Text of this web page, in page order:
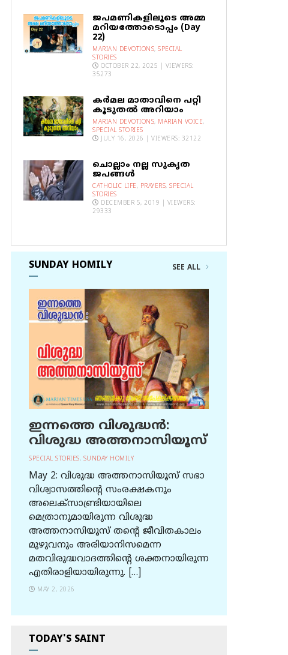
ജപമണികളിലൂടെ അമ്മ
മറിയത്തോടൊപ്പം (Day
22)
MARIAN DEVOTIONS, SPECIAL
STORIES
OCTOBER 22, 2025 | VIEWERS:
35273
കര്‍മല മാതാവിനെ പറ്റി
കൂടുതല്‍ അറിയാം
MARIAN DEVOTIONS, MARIAN VOICE,
SPECIAL STORIES
JULY 16, 2026 | VIEWERS: 32122
ചൊല്ലാം നല്ല സുകൃത
ജപങ്ങൾ
CATHOLIC LIFE, PRAYERS, SPECIAL
STORIES
DECEMBER 5, 2019 | VIEWERS:
29333
SUNDAY HOMILY SEE ALL
ഇന്നത്തെ വിശുദ്ധന്‍:
വിശുദ്ധ അത്തനാസിയൂസ്
SPECIAL STORIES, SUNDAY HOMILY
May 2: വിശുദ്ധ അത്തനാസിയൂസ് സഭാ
വിശ്വാസത്തിന്റെ സംരക്ഷകനും
അലെക്സാണ്ട്രിയായിലെ
മെത്രാനുമായിരുന്ന വിശുദ്ധ
അത്തനാസിയൂസ് തന്റെ ജീവിതകാലം
മുഴുവനും അരിയാനിസമെന്ന
മതവിരുദ്ധവാദത്തിന്റെ ശക്തനായിരുന്ന
എതിരാളിയായിരുന്നു. […]
MAY 2, 2026
TODAY'S SAINT